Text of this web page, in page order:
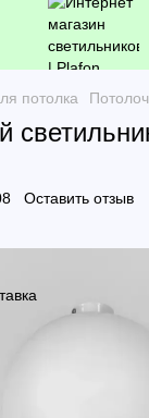
потолка
Оставить отзыв